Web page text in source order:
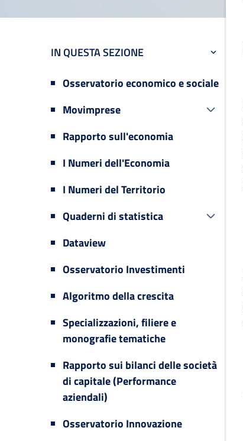
IN QUESTA SEZIONE
Osservatorio economico e sociale
Movimprese
Rapporto sull'economia
I Numeri dell'Economia
I Numeri del Territorio
Quaderni di statistica
Dataview
Osservatorio Investimenti
Algoritmo della crescita
Specializzazioni, filiere e
monografie tematiche
Rapporto sui bilanci delle società
di capitale (Performance
aziendali)
Osservatorio Innovazione